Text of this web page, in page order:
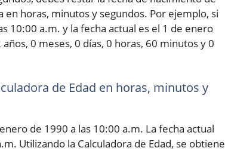
horas, minutos y segundos. Por ejemplo, si
10:00 a.m. y la fecha actual es el 1 de enero
0 meses, 0 días, 0 horas, 60 minutos y 0
de Edad en horas, minutos y
de 1990 a las 10:00 a.m. La fecha actual
Utilizando la Calculadora de Edad, se obtiene